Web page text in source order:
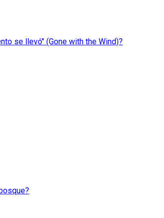
se llevó" (Gone with the Wind)?